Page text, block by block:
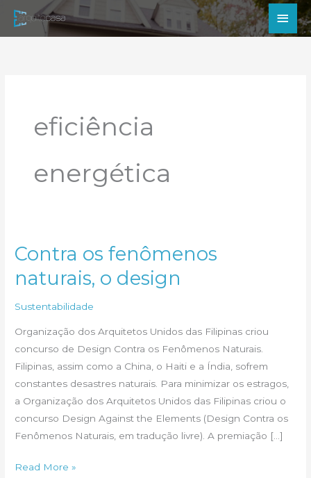
para
eficiência
energética
Contra os fenômenos
naturais, o design
Sustentabilidade
Organização dos Arquitetos Unidos das Filipinas criou
concurso de Design Contra os Fenômenos Naturais.
Filipinas, assim como a China, o Haiti e a Índia, sofrem
constantes desastres naturais. Para minimizar os estragos,
a Organização dos Arquitetos Unidos das Filipinas criou o
concurso Design Against the Elements (Design Contra os
Fenômenos Naturais, em tradução livre). A premiação […]
Contra
Read More »